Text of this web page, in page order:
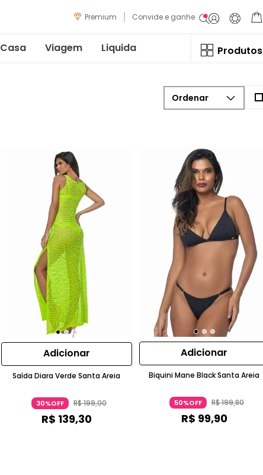
Premium Convide e ganhe
Casa Viagem Liquida Produtos
Adicionar
Saída Diara Verde Santa Areia
30%OFF R$199,00
R$ 139,30
Adicionar
Biquini Mane Black Santa Areia
50%OFF R$199,80
R$ 99,90